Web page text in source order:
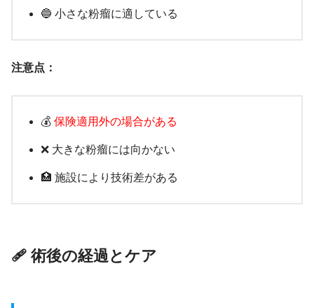
🔵 小さな粉瘤に適している
注意点：
💰 保険適用外の場合がある
❌ 大きな粉瘤には向かない
🏥 施設により技術差がある
🩹 術後の経過とケア